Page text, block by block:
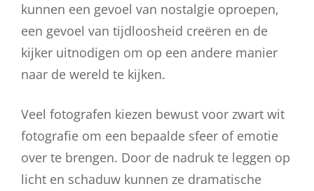
kunnen een gevoel van nostalgie oproepen,
een gevoel van tijdloosheid creëren en de
kijker uitnodigen om op een andere manier
naar de wereld te kijken.
Veel fotografen kiezen bewust voor zwart wit
fotografie om een bepaalde sfeer of emotie
over te brengen. Door de nadruk te leggen op
licht en schaduw kunnen ze dramatische